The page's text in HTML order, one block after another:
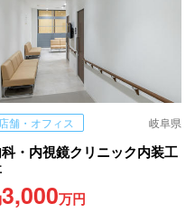
店舗・オフィス 岐阜県
・内視鏡クリニック内装工
3,000万円